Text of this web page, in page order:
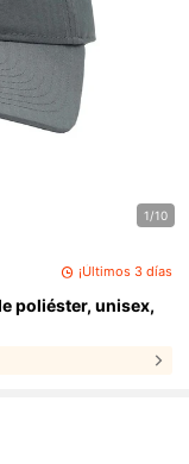
1/10
¡Últimos 3 días
poliéster, unisex,